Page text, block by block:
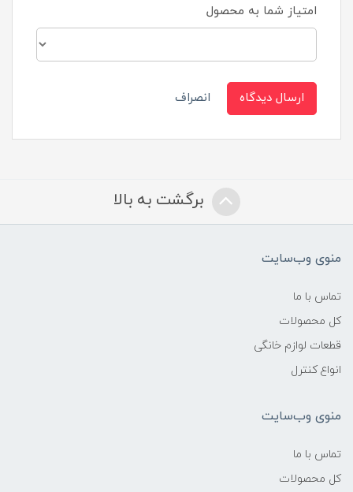
امتیاز شما به محصول
ارسال دیدگاه انصراف
برگشت به بالا
منوی وب‌سایت
تماس با ما
کل محصولات
قطعات لوازم خانگی
انواع کنترل
منوی وب‌سایت
تماس با ما
کل محصولات